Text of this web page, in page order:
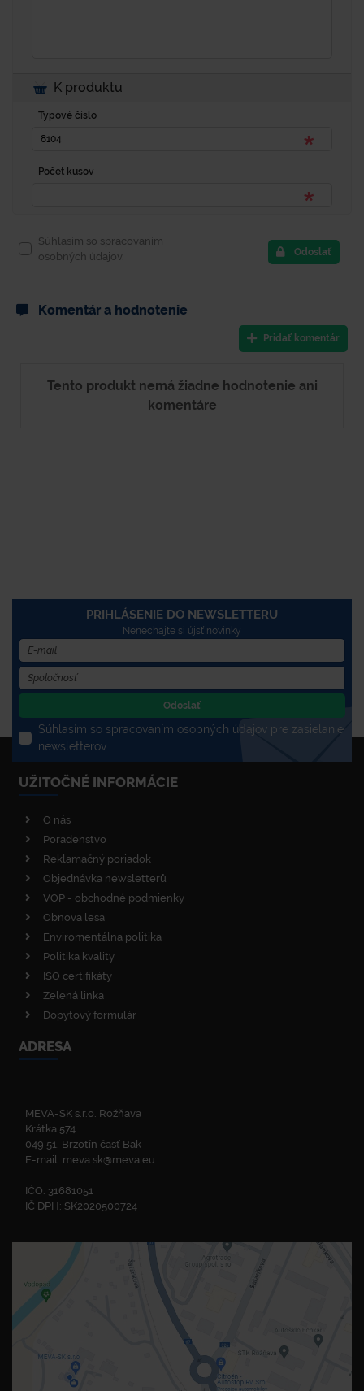
K produktu
Typové číslo
Počet kusov
Súhlasím so spracovaním
osobných údajov.
Odoslať
Komentár a hodnotenie
Pridať komentár
Tento produkt nemá žiadne hodnotenie ani
komentáre
PRIHLÁSENIE DO NEWSLETTERU
Nenechajte si újsť novinky
Odoslať
Súhlasím so spracovaním osobných údajov pre zasielanie
newsletterov
UŽITOČNÉ INFORMÁCIE
O nás
Poradenstvo
Reklamačný poriadok
Objednávka newsletterů
VOP - obchodné podmienky
Obnova lesa
Enviromentálna politika
Politika kvality
ISO certifikáty
Zelená linka
Dopytový formulár
ADRESA
MEVA-SK s.r.o. Rožňava
Krátka 574
049 51, Brzotín časť Bak
E-mail: meva.sk@meva.eu
IČO: 31681051
IČ DPH: SK2020500724